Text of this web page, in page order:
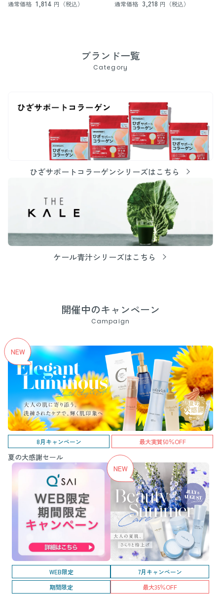
通常価格 1,814 円（税込） 通常価格 3,218 円（税込）
ブランド一覧
Category
ひざサポートコラーゲンシリーズはこちら
ケール青汁シリーズはこちら
開催中のキャンペーン
Campaign
8月キャンペーン 最大実質50％OFF
夏の大感謝セール
WEB限定
期間限定
7月キャンペーン
最大35％OFF